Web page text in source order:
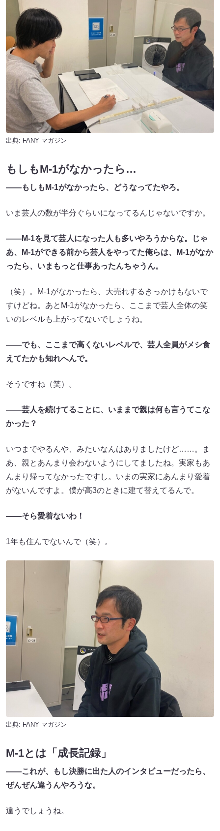
出典: FANY マガジン
もしもM-1がなかったら…
――もしもM-1がなかったら、どうなってたやろ。
いま芸人の数が半分ぐらいになってるんじゃないですか。
――M-1を見て芸人になった人も多いやろうからな。じゃ
あ、M-1ができる前から芸人をやってた俺らは、M-1がなか
ったら、いまもっと仕事あったんちゃうん。
（笑）。M-1がなかったら、大売れするきっかけもないで
すけどね。あとM-1がなかったら、ここまで芸人全体の笑
いのレベルも上がってないでしょうね。
――でも、ここまで高くないレベルで、芸人全員がメシ食
えてたかも知れへんで。
そうですね（笑）。
――芸人を続けてることに、いままで親は何も言うてこな
かった？
いつまでやるんや、みたいなんはありましたけど……。ま
あ、親とあんまり会わないようにしてましたね。実家もあ
んまり帰ってなかったですし。いまの実家にあんまり愛着
がないんですよ。僕が高3のときに建て替えてるんで。
――そら愛着ないわ！
1年も住んでないんで（笑）。
出典: FANY マガジン
M-1とは「成長記録」
――これが、もし決勝に出た人のインタビューだったら、
ぜんぜん違うんやろうな。
違うでしょうね。